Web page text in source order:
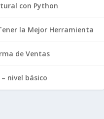
con Python
la Mejor Herramienta
de Ventas
nivel básico